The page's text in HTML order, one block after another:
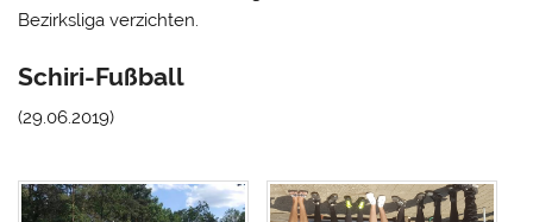
Bezirksliga verzichten.
Schiri-Fußball
(29.06.2019)